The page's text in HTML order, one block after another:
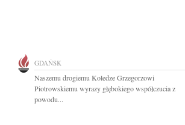
GDAŃSK
Naszemu drogiemu Koledze Grzegorzowi
Piotrowskiemu wyrazy głębokiego współczucia z
powodu...